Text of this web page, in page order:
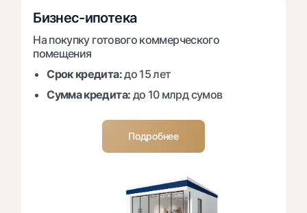
Бизнес-ипотека
На покупку готового коммерческого
помещения
Срок кредита:до 15 лет
Сумма кредита: до 10 млрд сумов
Подробнее